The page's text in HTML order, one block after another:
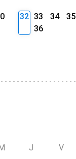
32 33 34
35
36
J V